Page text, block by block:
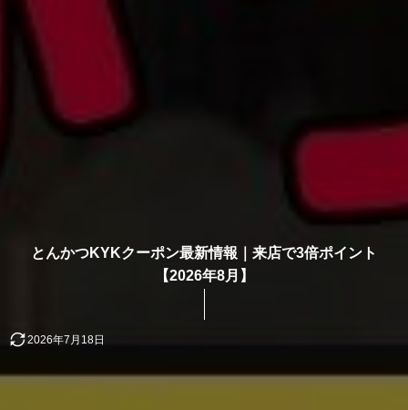
とんかつKYKクーポン最新情報｜来店で3倍ポイント
【2026年8月】
2026年7月18日